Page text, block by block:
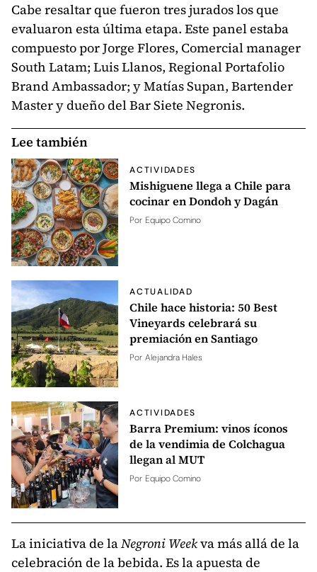
Cabe resaltar que fueron tres jurados los que
evaluaron esta última etapa. Este panel estaba
compuesto por Jorge Flores, Comercial manager
South Latam; Luis Llanos, Regional Portafolio
Brand Ambassador; y Matías Supan, Bartender
Master y dueño del Bar Siete Negronis.
Lee también
ACTIVIDADES
Mishiguene llega a Chile para
cocinar en Dondoh y Dagán
Por Equipo Comino
ACTUALIDAD
Chile hace historia: 50 Best
Vineyards celebrará su
premiación en Santiago
Por Alejandra Hales
ACTIVIDADES
Barra Premium: vinos íconos
de la vendimia de Colchagua
llegan al MUT
Por Equipo Comino
La iniciativa de laNegroni Weekva más allá de la
celebración de la bebida. Es la apuesta de